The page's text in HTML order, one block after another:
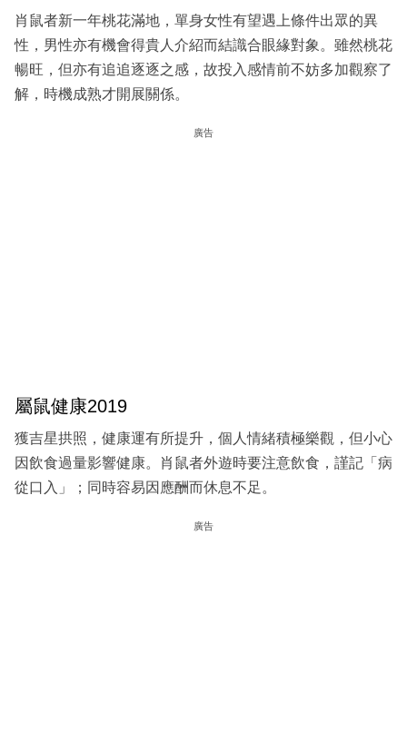
肖鼠者新一年桃花滿地，單身女性有望遇上條件出眾的異
性，男性亦有機會得貴人介紹而結識合眼緣對象。雖然桃花
暢旺，但亦有追追逐逐之感，故投入感情前不妨多加觀察了
解，時機成熟才開展關係。
廣告
屬鼠健康2019
獲吉星拱照，健康運有所提升，個人情緒積極樂觀，但小心
因飲食過量影響健康。肖鼠者外遊時要注意飲食，謹記「病
從口入」；同時容易因應酬而休息不足。
廣告